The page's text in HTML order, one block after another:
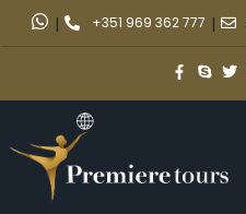
| +351 969 362 777 |